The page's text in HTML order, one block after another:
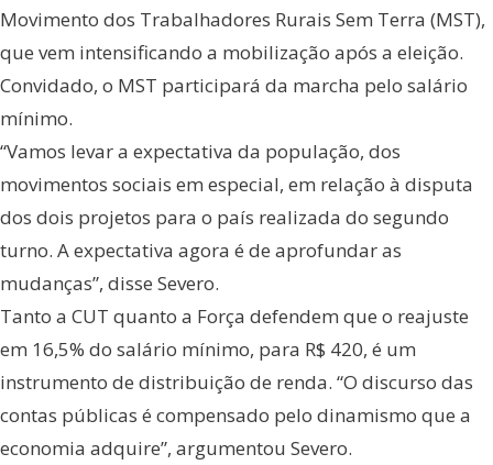
Movimento dos Trabalhadores Rurais Sem Terra (MST),
que vem intensificando a mobilização após a eleição.
Convidado, o MST participará da marcha pelo salário
mínimo.
“Vamos levar a expectativa da população, dos
movimentos sociais em especial, em relação à disputa
dos dois projetos para o país realizada do segundo
turno. A expectativa agora é de aprofundar as
mudanças”, disse Severo.
Tanto a CUT quanto a Força defendem que o reajuste
em 16,5% do salário mínimo, para R$ 420, é um
instrumento de distribuição de renda. “O discurso das
contas públicas é compensado pelo dinamismo que a
economia adquire”, argumentou Severo.